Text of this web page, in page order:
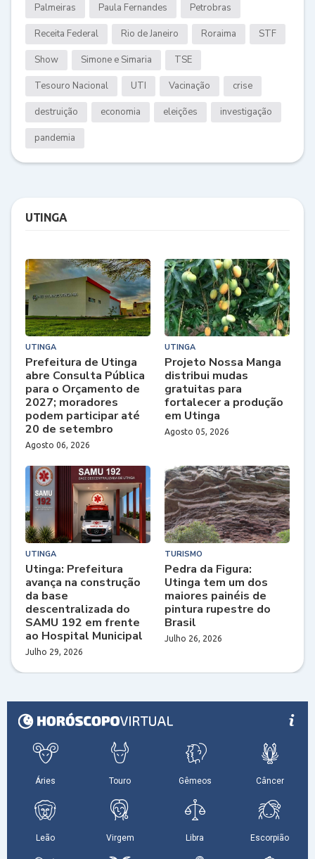
Palmeiras Paula Fernandes Petrobras
Receita Federal Rio de Janeiro Roraima STF
Show Simone e Simaria TSE
Tesouro Nacional UTI Vacinação crise
destruição economia eleições investigação
pandemia
UTINGA
UTINGA
Prefeitura de Utinga
abre Consulta Pública
para o Orçamento de
2027; moradores
podem participar até
20 de setembro
Agosto 06, 2026
UTINGA
Projeto Nossa Manga
distribui mudas
gratuitas para
fortalecer a produção
em Utinga
Agosto 05, 2026
UTINGA
Utinga: Prefeitura
avança na construção
da base
descentralizada do
SAMU 192 em frente
ao Hospital Municipal
Julho 29, 2026
TURISMO
Pedra da Figura:
Utinga tem um dos
maiores painéis de
pintura rupestre do
Brasil
Julho 26, 2026